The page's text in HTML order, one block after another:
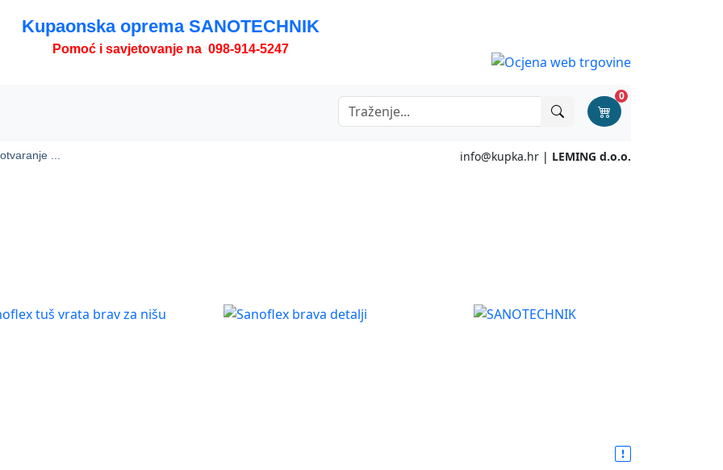
Kupaonska oprema SANOTECHNIK
Pomoć i savjetovanje na 098-914-5247
0
... info@kupka.hr | LEMING d.o.o.